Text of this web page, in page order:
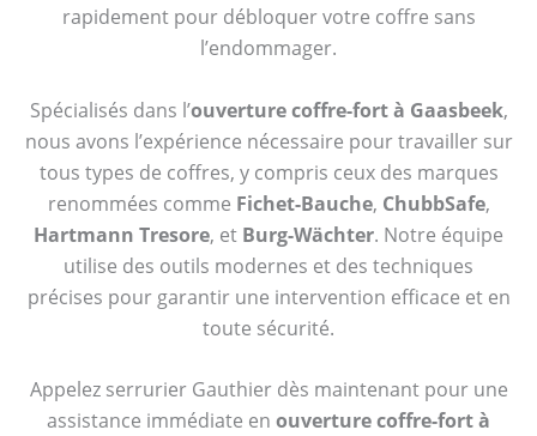
rapidement pour débloquer votre coffre sans
l’endommager.
Spécialisés dans l’ouverture coffre-fort à Gaasbeek,
nous avons l’expérience nécessaire pour travailler sur
tous types de coffres, y compris ceux des marques
renommées comme Fichet-Bauche, ChubbSafe,
Hartmann Tresore, et Burg-Wächter. Notre équipe
utilise des outils modernes et des techniques
précises pour garantir une intervention efficace et en
toute sécurité.
Appelez serrurier Gauthier dès maintenant pour une
assistance immédiate en ouverture coffre-fort à